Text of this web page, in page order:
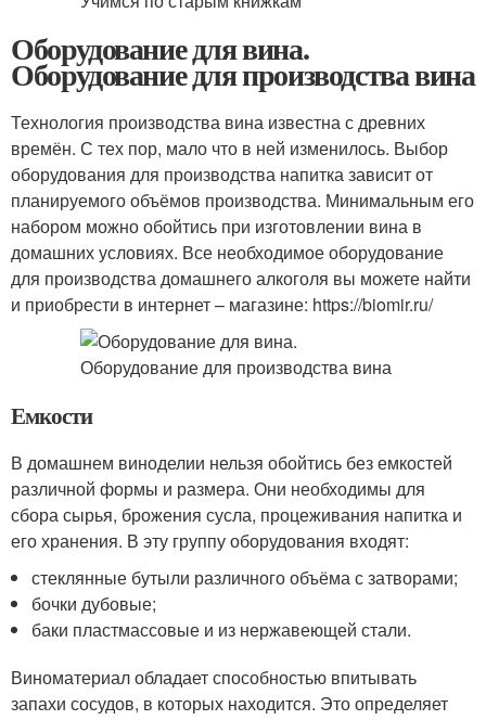
Оборудование для вина.
Оборудование для производства вина
Технология производства вина известна с древних
времён. С тех пор, мало что в ней изменилось. Выбор
оборудования для производства напитка зависит от
планируемого объёмов производства. Минимальным его
набором можно обойтись при изготовлении вина в
домашних условиях. Все необходимое оборудование
для производства домашнего алкоголя вы можете найти
и приобрести в интернет – магазине: https://biomir.ru/
Емкости
В домашнем виноделии нельзя обойтись без емкостей
различной формы и размера. Они необходимы для
сбора сырья, брожения сусла, процеживания напитка и
его хранения. В эту группу оборудования входят:
стеклянные бутыли различного объёма с затворами;
бочки дубовые;
баки пластмассовые и из нержавеющей стали.
Виноматериал обладает способностью впитывать
запахи сосудов, в которых находится. Это определяет